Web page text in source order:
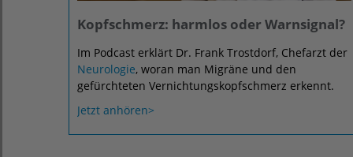
Kopfschmerz: harmlos oder Warnsignal?
Im Podcast erklärt Dr. Frank Trostdorf, Chefarzt der
Neurologie, woran man Migräne und den
gefürchteten Vernichtungskopfschmerz erkennt.
Jetzt anhören>